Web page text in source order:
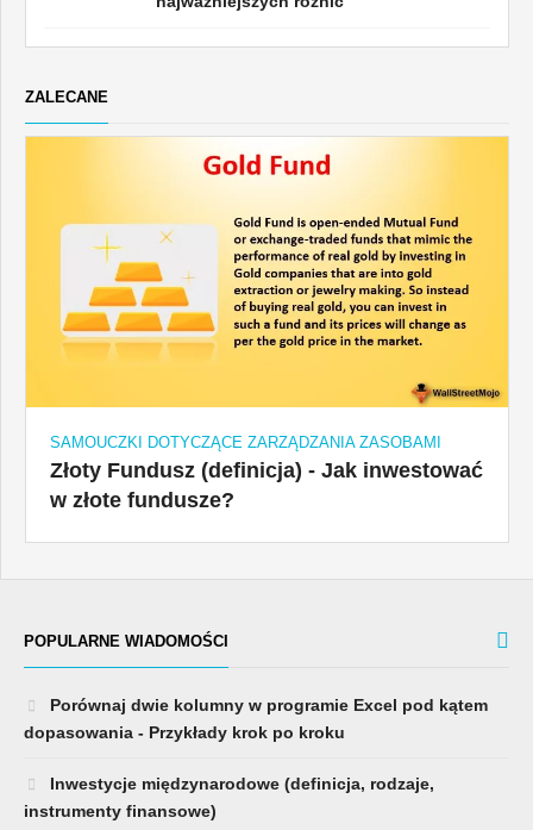
ZALECANE
SAMOUCZKI DOTYCZĄCE ZARZĄDZANIA ZASOBAMI
Złoty Fundusz (definicja) - Jak inwestować
w złote fundusze?
POPULARNE WIADOMOŚCI
Porównaj dwie kolumny w programie Excel pod kątem
dopasowania - Przykłady krok po kroku
Inwestycje międzynarodowe (definicja, rodzaje,
instrumenty finansowe)